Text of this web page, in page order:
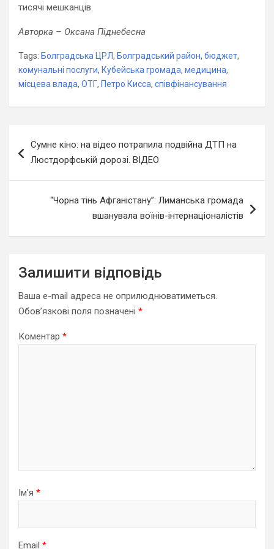
тисячі мешканців.
Авторка – Оксана Піднебесна
Tags: Болградська ЦРЛ, Болградський район, бюджет,
комунальні послуги, Кубейська громада, медицина,
місцева влада, ОТГ, Петро Кисса, співфінансування
записів
Сумне кіно: на відео потрапила подвійна ДТП на
Люстдорфській дорозі. ВІДЕО
“Чорна тінь Афганістану”: Лиманська громада
вшанувала воїнів-інтернаціоналістів
Залишити відповідь
Ваша e-mail адреса не оприлюднюватиметься.
Обов’язкові поля позначені *
Коментар *
Ім'я *
Email *